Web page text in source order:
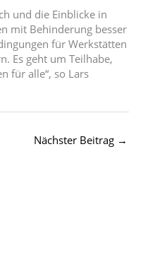
und die Einblicke in
mit Behinderung besser
für Werkstätten
Es geht um Teilhabe,
für alle“, so Lars
Nächster Beitrag →